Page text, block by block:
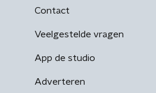
Contact
Veelgestelde vragen
App de studio
Adverteren